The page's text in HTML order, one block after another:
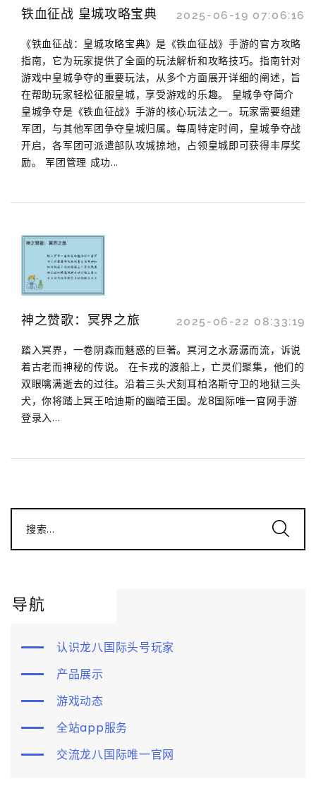
铁血征战 皇城攻略宝典 2025-06-19 07:06:16
《铁血征战：皇城攻略宝典》是《铁血征战》手游的官方攻略
指南，它为玩家提供了全面的玩法解析和攻略技巧。指南针对
游戏中皇城争夺的重要玩法，从多个方面展开详细的阐述，旨
在帮助玩家轻松征服皇城，享受游戏的乐趣。 皇城争夺简介
皇城争夺是《铁血征战》手游的核心玩法之一。玩家需要组建
军团，与其他军团争夺皇城归属。每周特定时间，皇城争夺战
开启，各军团可派遣部队攻城掠地，占领皇城即可获得丰厚奖
励。 军团管理 成功...
神之赞歌：冥界之旅 2025-06-22 08:33:19
踏入冥界，一卷阴森而魅惑的巨著。冥河之水潺潺而流，诉说
着古老而神秘的传说。 在卡戎的渡船上，亡灵们聚集，他们的
双眼噙满逝去的过往。沿着三头犬刻耳柏洛斯守卫的地狱三头
犬，你将踏上冥王哈迪斯的幽暗王国。龙8国际唯一官网手游
登录入...
搜索...
导航
认识龙八国际头号玩家
产品展示
游戏动态
全站app服务
交流龙八国际唯一官网